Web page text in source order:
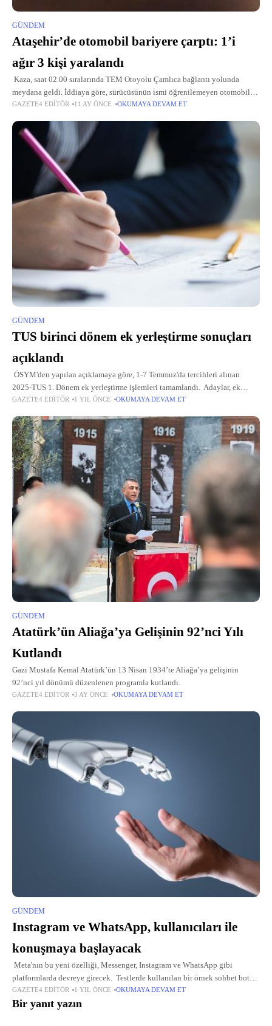
GÜNDEM
Ataşehir’de otomobil bariyere çarptı: 1’i
ağır 3 kişi yaralandı
Kaza, saat 02.00 sıralarında TEM Otoyolu Çamlıca bağlantı yolunda
meydana geldi. İddiaya göre, sürücüsünün ismi öğrenilemeyen otomobil
henüz bilinmeyen bir nedenle aynı istikamette önünde giden başka bir
GAZETE4 EDITÖR 11 AY ÖNCE OKUMAYA DEVAM ET
GÜNDEM
TUS birinci dönem ek yerleştirme sonuçları
açıklandı
ÖSYM'den yapılan açıklamaya göre, 1-7 Temmuz'da tercihleri alınan
2025-TUS 1. Dönem ek yerleştirme işlemleri tamamlandı. Adaylar, ek
yerleştirme sonuçlarına ÖSYM'nin "https://sonuc.osym.gov.tr" adresinden
GAZETE4 EDITÖR 1 YIL ÖNCE OKUMAYA DEVAM ET
GÜNDEM
Atatürk’ün Aliağa’ya Gelişinin 92’nci Yılı
Kutlandı
Gazi Mustafa Kemal Atatürk’ün 13 Nisan 1934’te Aliağa’ya gelişinin
92’nci yıl dönümü düzenlenen programla kutlandı.
GAZETE4 EDITÖR 3 AY ÖNCE OKUMAYA DEVAM ET
GÜNDEM
Instagram ve WhatsApp, kullanıcıları ile
konuşmaya başlayacak
Meta'nın bu yeni özelliği, Messenger, Instagram ve WhatsApp gibi
platformlarda devreye girecek. Testlerde kullanılan bir örnek sohbet botu
“Film Büyüsünün Ustası” (The Maestro of Movie Magic), kullanıcıya “Bu
GAZETE4 EDITÖR 1 YIL ÖNCE OKUMAYA DEVAM ET
Bir yanıt yazın